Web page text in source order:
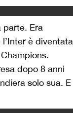
parte. Era
è diventata
dopo 8 anni
solo sua. E